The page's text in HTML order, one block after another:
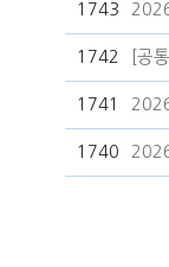
1743
1742 [공
1741
1740